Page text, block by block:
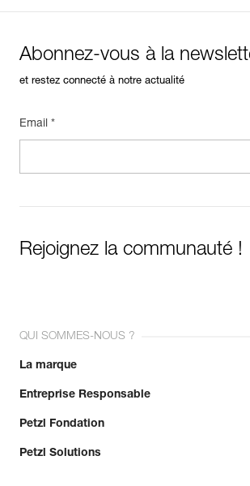
Abonnez-vous à la
et restez connecté à notre actualité
Email *
Rejoignez la communauté !
QUI SOMMES-NOUS ?
La marque
Entreprise Responsable
Petzl Fondation
Petzl Solutions